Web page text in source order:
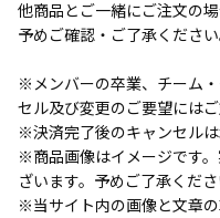
他商品とご一緒にご注文の
予めご確認・ご了承ください
※メンバーの卒業、チーム
セル及び変更のご要望にはご
※決済完了後のキャンセルは
※商品画像はイメージです
ざいます。予めご了承くださ
※当サイト内の画像と文章の